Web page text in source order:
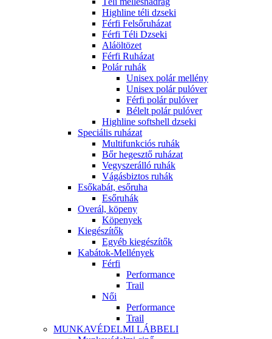
Highline téli dzseki
Férfi Felsőruházat
Férfi Téli Dzseki
Aláöltözet
Férfi Ruházat
Polár ruhák
Unisex polár mellény
Unisex polár pulóver
Férfi polár pulóver
Bélelt polár pulóver
Highline softshell dzseki
Speciális ruházat
Multifunkciós ruhák
Bőr hegesztő ruházat
Vegyszerálló ruhák
Vágásbiztos ruhák
Esőkabát, esőruha
Esőruhák
Overál, köpeny
Köpenyek
Kiegészítők
Egyéb kiegészítők
Kabátok-Mellények
Férfi
Performance
Trail
Női
Performance
Trail
MUNKAVÉDELMI LÁBBELI